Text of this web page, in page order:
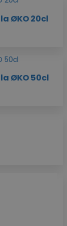
ØKO 20cl
ØKO 50cl